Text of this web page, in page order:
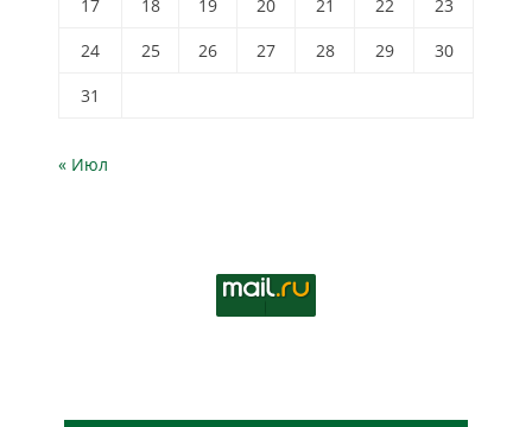
17
18 19 20 21 22
23
24
25 26 27 28 29
30
31
« Июл